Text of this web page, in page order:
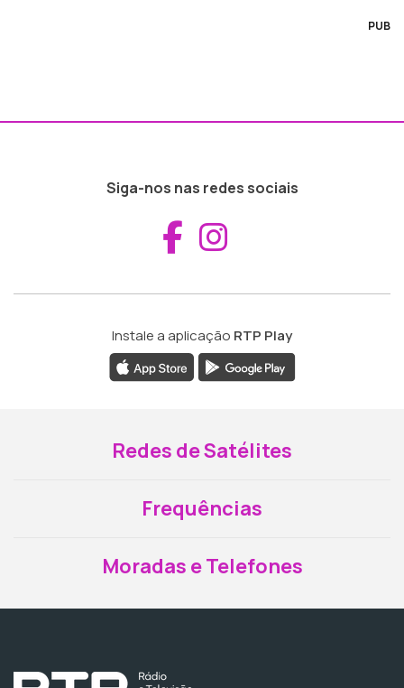
PUB
Siga-nos nas redes sociais
Aceder ao
Instale a aplicação RTP Play
Redes de Satélites
Frequências
Moradas e Telefones